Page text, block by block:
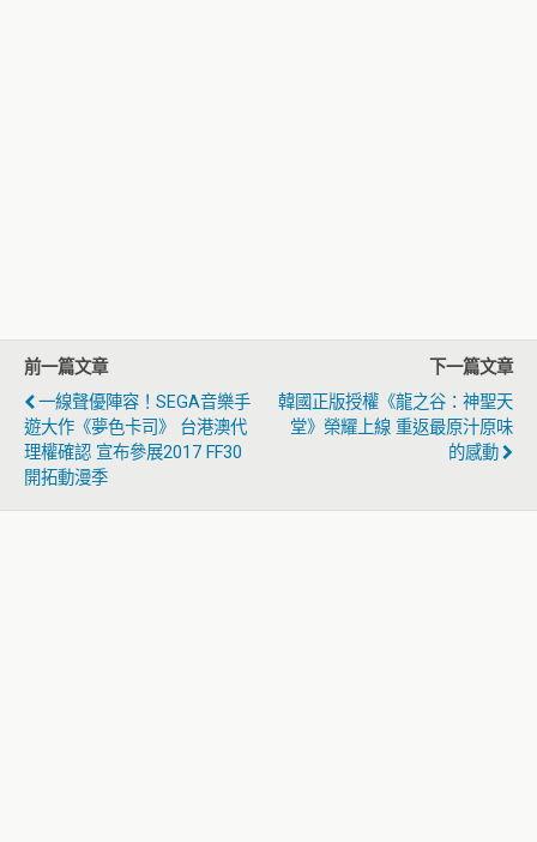
前一篇文章
一線聲優陣容！SEGA音樂手
遊大作《夢色卡司》 台港澳代
理權確認 宣布參展2017 FF30
開拓動漫季
下一篇文章
韓國正版授權《龍之谷：神聖天
堂》榮耀上線 重返最原汁原味
的感動